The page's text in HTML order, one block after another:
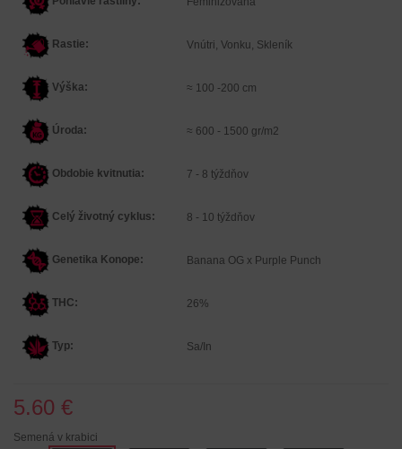
Rastie: Vnútri, Vonku, Skleník
Výška: ≈ 100 -200 cm
Úroda: ≈ 600 - 1500 gr/m2
Obdobie kvitnutia: 7 - 8 týždňov
Celý životný cyklus: 8 - 10 týždňov
Genetika Konope: Banana OG x Purple Punch
THC: 26%
Typ: Sa/In
5.60 €
Semená v krabici